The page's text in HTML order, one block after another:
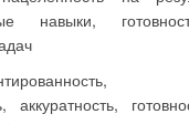
навыки,
аккуратность,